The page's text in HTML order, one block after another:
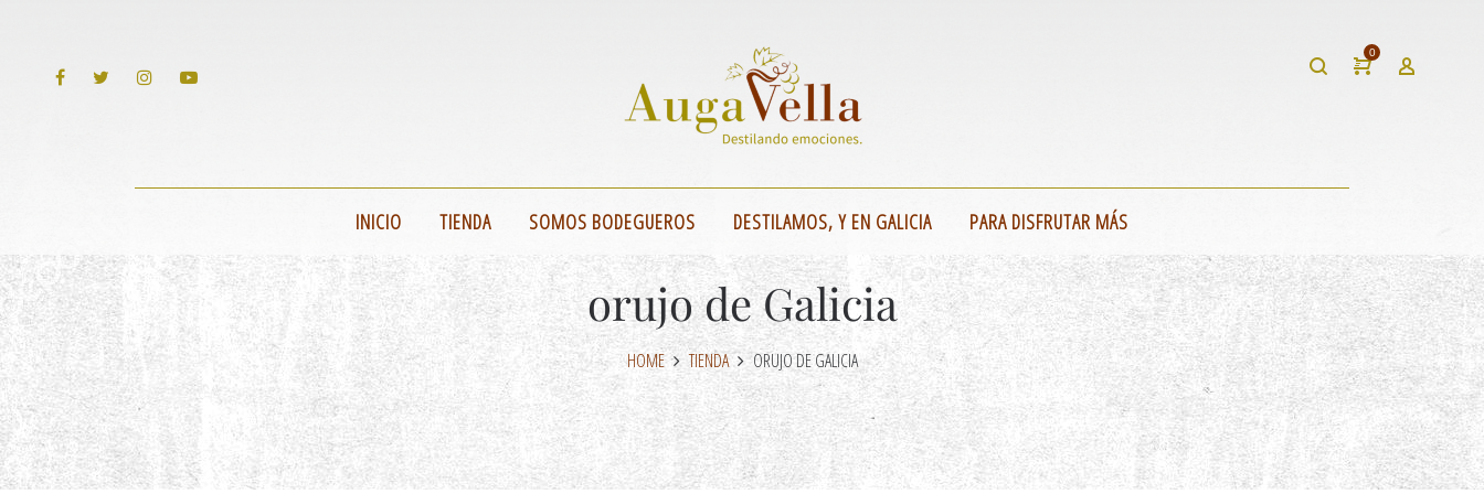
0
INICIO TIENDA SOMOS BODEGUEROS DESTILAMOS, Y EN GALICIA PARA DISFRUTAR MÁS
orujo de Galicia
HOME TIENDA ORUJO DE GALICIA